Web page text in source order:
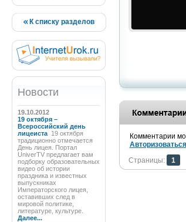
К списку разделов
Новости
19.10.2012
19 октября –
Всероссийский день
лицеиста 19 октября
традиционно отмечается
День лицея. Портал
UniverTV предлагает вам
подборку образовательных
видео об истории
праздника и известных
выпускниках
Императорского лицея,
оставивших след в
мировой политике,
литературе, культуре.
Далее...
Комментарии
Авторизоваться
Страницы:
1